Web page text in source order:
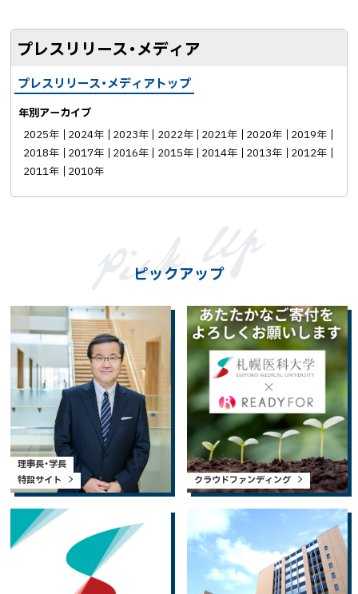
プレスリリース・メディア
プレスリリース・メディアトップ
年別アーカイブ
2025年
2024年 2023年 2022年 2021年 2020年
2019年
2018年
2017年 2016年 2015年 2014年 2013年
2012年
2011年
2010年
ピックアップ
理事長・学長
特設サイト
クラウドファンディング